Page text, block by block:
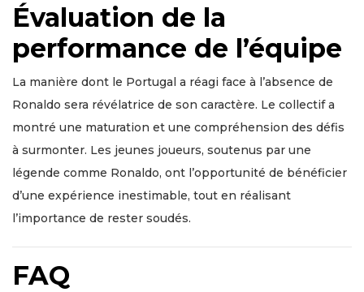
Évaluation de la
performance de l’équipe
La manière dont le Portugal a réagi face à l’absence de
Ronaldo sera révélatrice de son caractère. Le collectif a
montré une maturation et une compréhension des défis
à surmonter. Les jeunes joueurs, soutenus par une
légende comme Ronaldo, ont l’opportunité de bénéficier
d’une expérience inestimable, tout en réalisant
l’importance de rester soudés.
FAQ